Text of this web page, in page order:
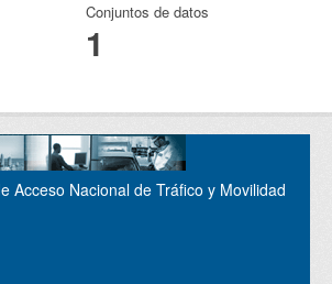
Conjuntos de datos
1
Acceso Nacional de Tráfico y Movilidad